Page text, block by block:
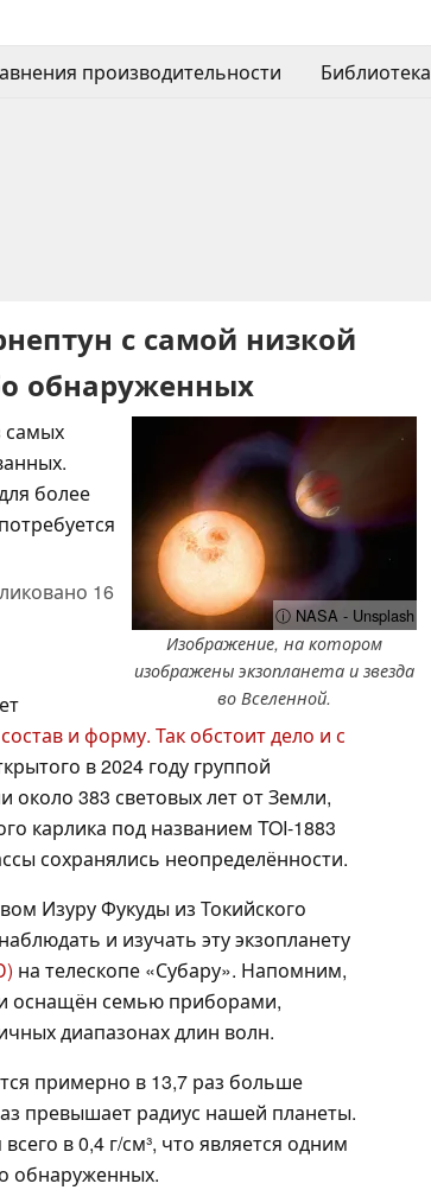
производительности Библиотека
с самой низкой
обнаруженных
ⓘ NASA - Unsplash
Изображение, на котором
изображены экзопланета и звезда
во Вселенной.
самых
более
16
и форму. Так обстоит дело и с
в 2024 году группой
383 световых лет от Земли,
карлика под названием TOI-1883
сохранялись неопределённости.
Изуру Фукуды из Токийского
и изучать эту экзопланету
на телескопе «Субару». Напомним,
и оснащён семью приборами,
диапазонах длин волн.
примерно в 13,7 раз больше
превышает радиус нашей планеты.
в 0,4 г/см³, что является одним
обнаруженных.